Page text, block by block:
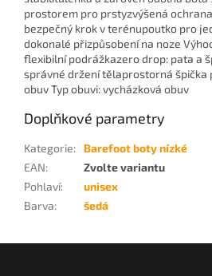
prostorem pro prstyzvýšená
bezpečný krok v terénupoutko pro
dokonalé přizpůsobení na noze
flexibilní podrážkazero drop: pata a
správné držení tělaprostorná špička
obuv Typ obuvi: vycházková obuv
Doplňkové parametry
Kategorie:
Barefoot boty nízké
EAN:
Zvolte variantu
Pohlaví:
unisex
Barva: šedá